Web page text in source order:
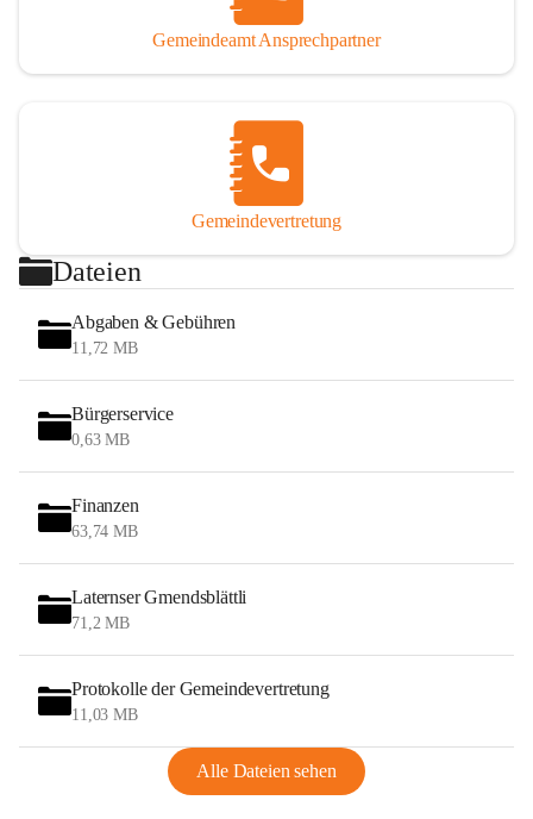
Gemeindeamt Ansprechpartner
Gemeindevertretung
Dateien
Abgaben & Gebühren
11,72 MB
Bürgerservice
0,63 MB
Finanzen
63,74 MB
Laternser Gmendsblättli
71,2 MB
Protokolle der Gemeindevertretung
11,03 MB
Alle Dateien sehen